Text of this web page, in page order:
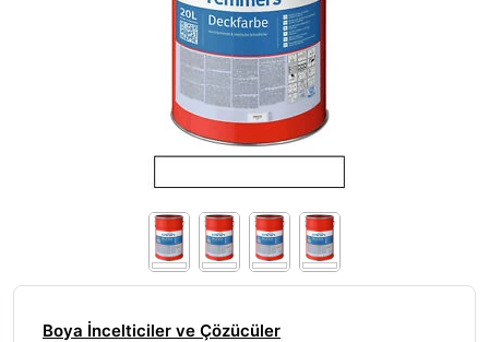
Boya İncelticiler ve Çözücüler